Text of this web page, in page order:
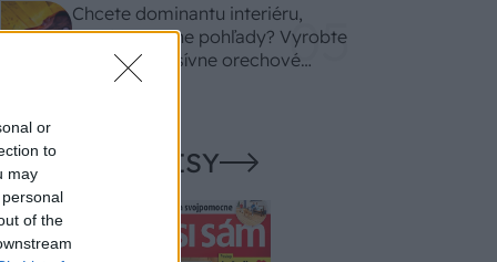
or
to
may
of the
Chcete dominantu interiéru,
ktorá pritiahne pohľady? Vyrobte
si takéto masívne orechové
svietidlo
NAŠE ČASOPISY